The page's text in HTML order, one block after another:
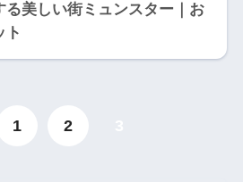
る美しい街ミュンスター｜お
ト
1 2